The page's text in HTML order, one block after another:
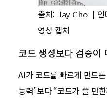
출처: Jay Choi | 인
영상 캡처
코드 생성보다 검증이
AI가 코드를 빠르게 만드
능력”보다 “코드가 쓸 만